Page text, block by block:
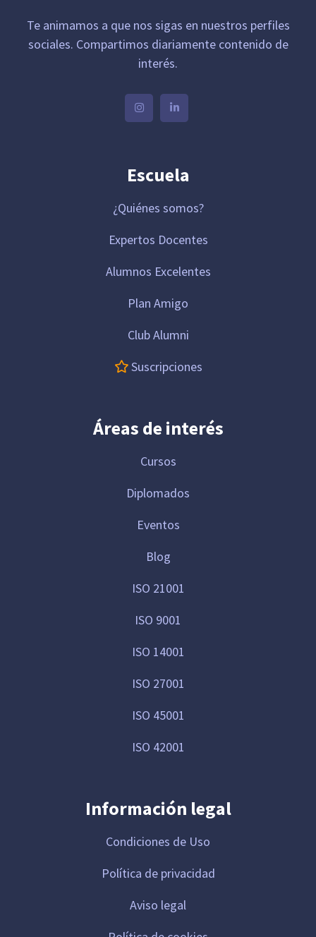
Te animamos a que nos sigas en nuestros perfiles
sociales. Compartimos diariamente contenido de
interés.
Escuela
¿Quiénes somos?
Expertos Docentes
Alumnos Excelentes
Plan Amigo
Club Alumni
Suscripciones
Áreas de interés
Cursos
Diplomados
Eventos
Blog
ISO 21001
ISO 9001
ISO 14001
ISO 27001
ISO 45001
ISO 42001
Información legal
Condiciones de Uso
Política de privacidad
Aviso legal